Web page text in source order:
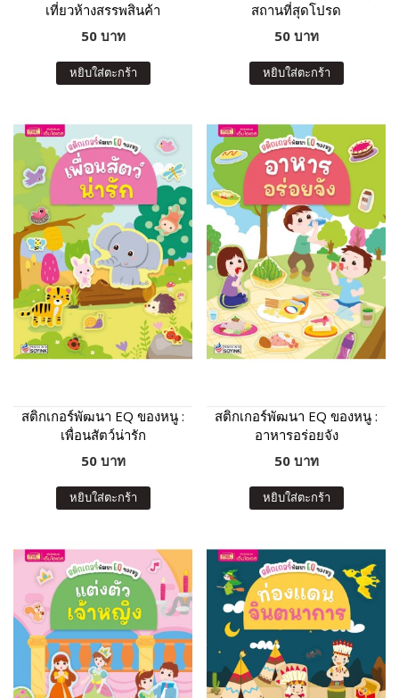
เที่ยวห้างสรรพสินค้า
50 บาท
หยิบใส่ตะกร้า
สถานที่สุดโปรด
50 บาท
หยิบใส่ตะกร้า
สติกเกอร์พัฒนา EQ ของหนู :
เพื่อนสัตว์น่ารัก
50 บาท
หยิบใส่ตะกร้า
สติกเกอร์พัฒนา EQ ของหนู :
อาหารอร่อยจัง
50 บาท
หยิบใส่ตะกร้า